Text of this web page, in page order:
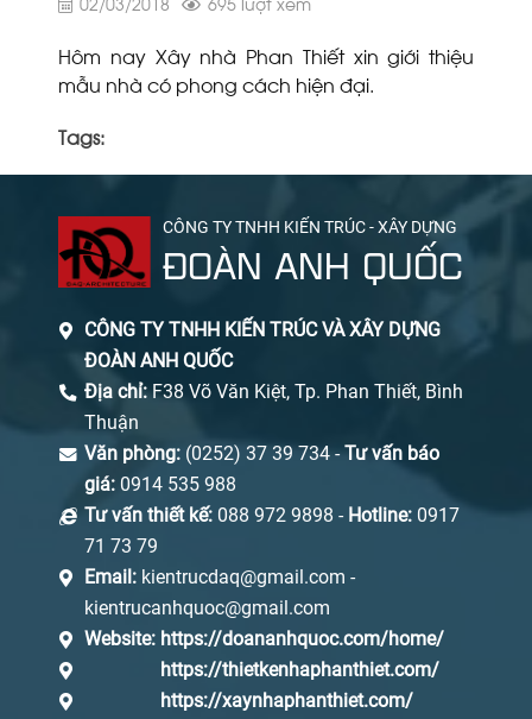
Hôm nay Xây nhà Phan Thiết xin giới thiệu
mẫu nhà có phong cách hiện đại.
Tags:
CÔNG TY TNHH KIẾN TRÚC - XÂY DỰNG
ĐOÀN ANH QUỐC
CÔNG TY TNHH KIẾN TRÚC VÀ XÂY DỰNG
ĐOÀN ANH QUỐC
Địa chỉ:F38 Võ Văn Kiệt, Tp. Phan Thiết, Bình
Thuận
Văn phòng: (0252) 37 39 734 -Tư vấn báo
giá: 0914 535 988
Tư vấn thiết kế: 088 972 9898 - Hotline: 0917
71 73 79
Email: kientrucdaq@gmail.com -
kientrucanhquoc@gmail.com
Website: https://doananhquoc.com/home/
https://thietkenhaphanthiet.com/
https://xaynhaphanthiet.com/